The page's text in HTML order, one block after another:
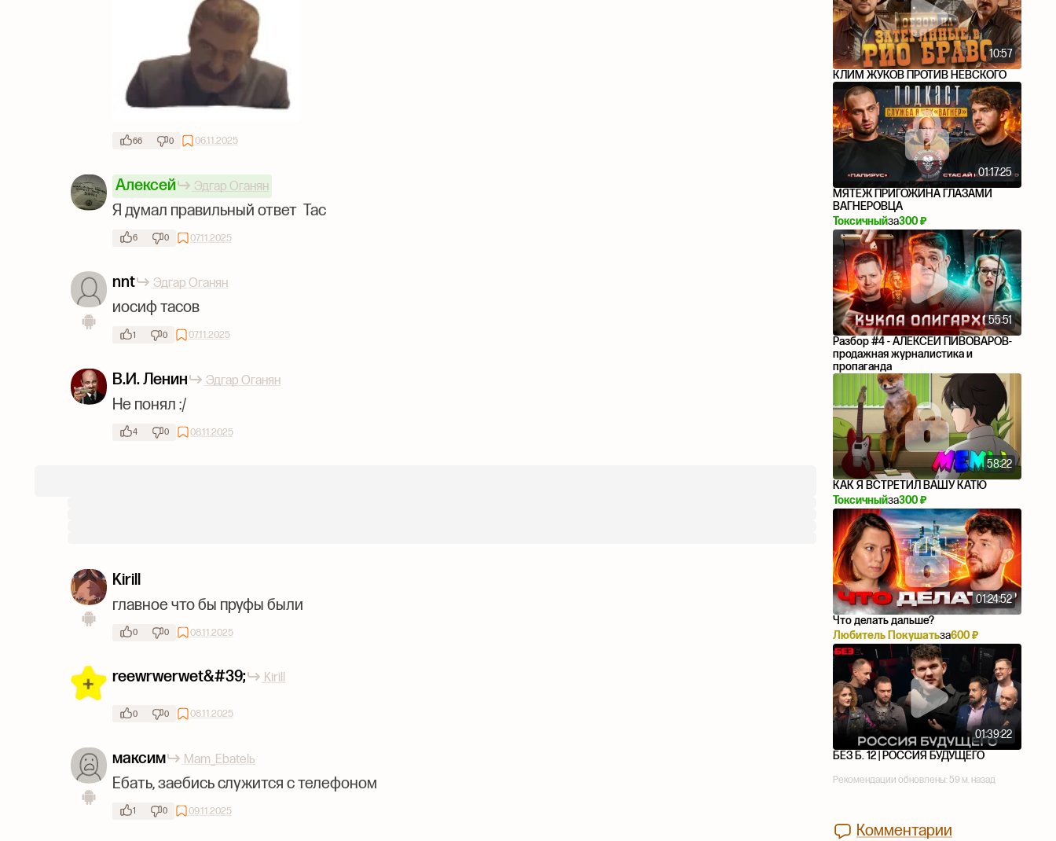
10:57
КЛИМ ЖУКОВ ПРОТИВ НЕВСКОГО
01:17:25
МЯТЕЖ ПРИГОЖИНА ГЛАЗАМИ
ВАГНЕРОВЦА
Токсичныйза300 ₽
55:51
Разбор #4 - АЛЕКСЕЙ ПИВОВАРОВ-
продажная журналистика и
пропаганда
58:22
КАК Я ВСТРЕТИЛ ВАШУ КАТЮ
Токсичныйза300 ₽
01:24:52
Что делать дальше?
Любитель Покушатьза600 ₽
01:39:22
БЕЗ Б. 12 | РОССИЯ БУДУЩЕГО
Рекомендации обновлены: 59 м. назад
Комментарии
66 0 06.11.2025
Алексей Эдгар Оганян
Я думал правильный ответ Тас
6 0 07.11.2025
nnt Эдгар Оганян
иосиф тасов
1 0 07.11.2025
В.И. Ленин Эдгар Оганян
Не понял :/
4 0 08.11.2025
Kirill
главное что бы пруфы были
0 0 08.11.2025
reewrwerwet&#39; Kirill
0 0 08.11.2025
максим Mam_Ebatelь
Ебать, заебись служится с телефоном
1 0 09.11.2025